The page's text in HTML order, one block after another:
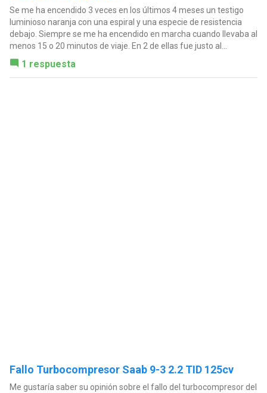
Se me ha encendido 3 veces en los últimos 4 meses un testigo
luminioso naranja con una espiral y una especie de resistencia
debajo. Siempre se me ha encendido en marcha cuando llevaba al
menos 15 o 20 minutos de viaje. En 2 de ellas fue justo al...
1 respuesta
Fallo Turbocompresor Saab 9-3 2.2 TID 125cv
Me gustaría saber su opinión sobre el fallo del turbocompresor del